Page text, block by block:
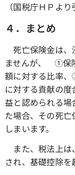
（国税庁ＨＰより
４．まとめ
死亡保険金は、
ませんが、 ①保
額に対する比率
に対する貢献の
益と認められる場
た場合、その死
しまいます。
また、税法上は
され、基礎控除を